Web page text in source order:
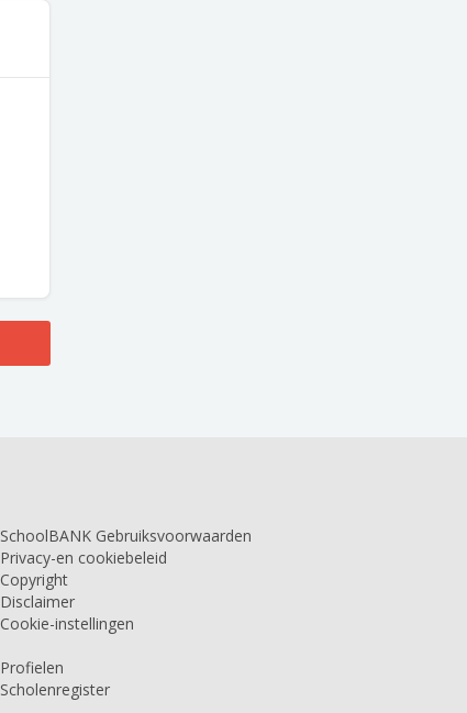
SchoolBANK Gebruiksvoorwaarden
Privacy-en cookiebeleid
Copyright
Disclaimer
Cookie-instellingen
Profielen
Scholenregister